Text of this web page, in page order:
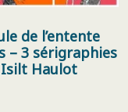
de l’entente
– 3 sérigraphies
Haulot